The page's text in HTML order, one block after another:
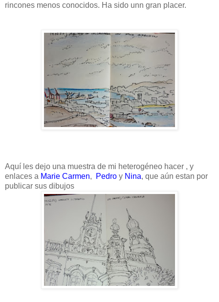
rincones menos conocidos. Ha sido unn gran placer.
Aquí les dejo una muestra de mi heterogéneo hacer , y
enlaces a Marie Carmen, Pedro y Nina, que aún estan por
publicar sus dibujos